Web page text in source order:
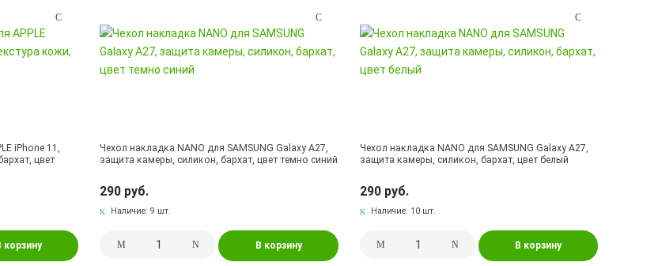
iPhone 11,
цвет
корзину
Чехол накладка NANO для SAMSUNG Galaxy A27,
защита камеры, силикон, бархат, цвет темно синий
290 руб.
Наличие:9 шт.
В корзину
Чехол накладка NANO для SAMSUNG Galaxy A27,
защита камеры, силикон, бархат, цвет белый
290 руб.
Наличие: 10 шт.
В корзину